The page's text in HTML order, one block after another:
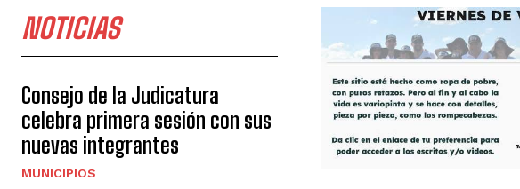
NOTICIAS
Consejo de la Judicatura
celebra primera sesión con sus
nuevas integrantes
MUNICIPIOS